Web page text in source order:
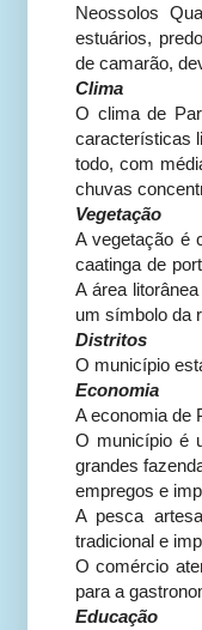
Neossolos
estuários,
de camarão,
Clima
O clima de
características
todo, com
chuvas
Vegetação
A vegetação é
caatinga de
A área
um símbolo da
Distritos
O município
Economia
A economia de
O município é
grandes
empregos e
A pesca
tradicional e
O comércio
para a
Educação